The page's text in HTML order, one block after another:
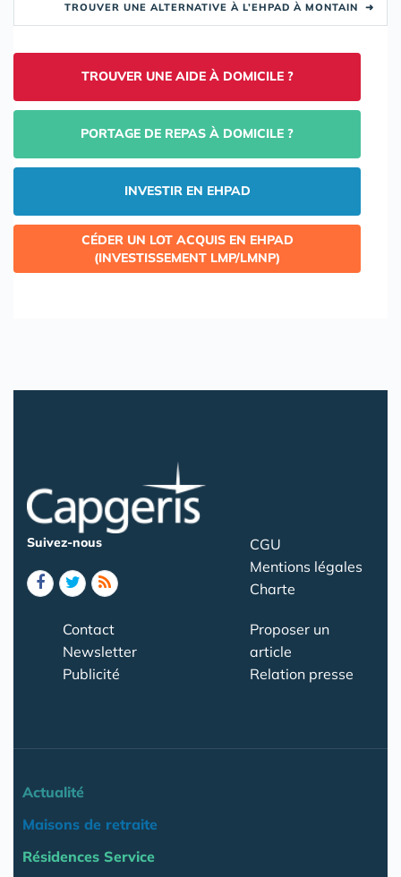
TROUVER UNE ALTERNATIVE À L’EHPAD À MONTAIN ➜
TROUVER UNE AIDE À DOMICILE ?
PORTAGE DE REPAS À DOMICILE ?
INVESTIR EN EHPAD
CÉDER UN LOT ACQUIS EN EHPAD
(INVESTISSEMENT LMP/LMNP)
Suivez-nous
CGU
Mentions légales
Charte
Contact
Newsletter
Publicité
Proposer un
article
Relation presse
Actualité
Maisons de retraite
Résidences Service